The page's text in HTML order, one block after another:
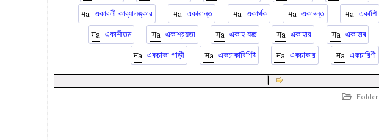
একাবলী কাব্যালঙ্কার
একারান্ত একার্থক একাৰন্ত একাশি
একাশীতম
একাশ্রয়তা একাহ যজ্ঞ একাহার একাহাৰ
একচাকা গাড়ী
একচাকাবিশিষ্ট একচাকার একচারিণী
Folder